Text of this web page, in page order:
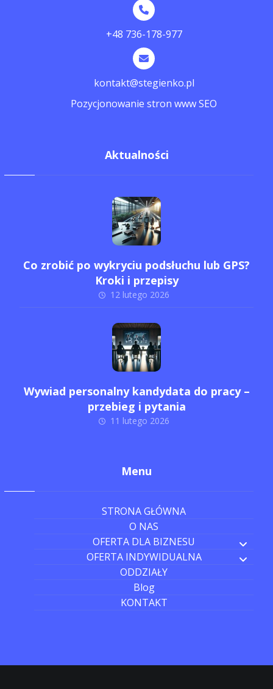
+48 736-178-977
kontakt@stegienko.pl
Pozycjonowanie stron www SEO
Aktualności
Co zrobić po wykryciu podsłuchu lub GPS?
Kroki i przepisy
12 lutego 2026
Wywiad personalny kandydata do pracy –
przebieg i pytania
11 lutego 2026
Menu
STRONA GŁÓWNA
O NAS
OFERTA DLA BIZNESU
OFERTA INDYWIDUALNA
ODDZIAŁY
Blog
KONTAKT